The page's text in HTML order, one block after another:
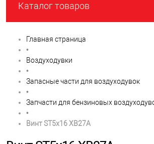
Каталог товаров
Главная страница
•
Воздуходувки
•
Запасные части для воздуходувок
•
Запчасти для бензиновых
•
Винт ST5x16 XB27A